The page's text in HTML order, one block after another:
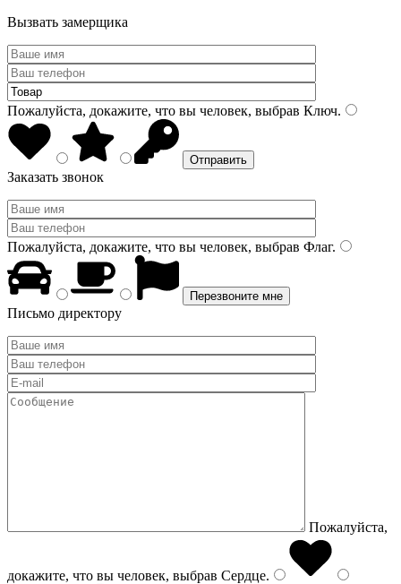
Вызвать замерщика
Пожалуйста, докажите, что вы человек, выбрав Ключ.
Заказать звонок
Пожалуйста, докажите, что вы человек, выбрав Флаг.
Письмо директору
Пожалуйста,
докажите, что вы человек, выбрав Сердце.